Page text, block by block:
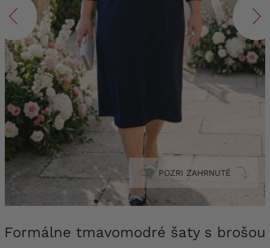
POZRI ZAHRNUTÉ
Formálne tmavomodré šaty s brošou